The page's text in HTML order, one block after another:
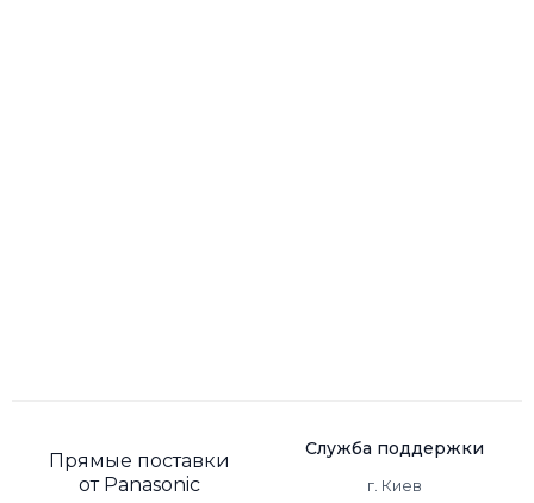
Прямые поставки
от Panasonic
Служба поддержки
г. Киев